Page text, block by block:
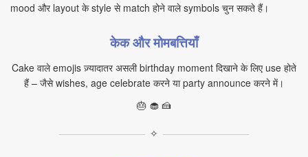
mood और layout के style से match होने वाले symbols चुन सकते हैं।
केक और मोमबत्तियाँ
Cake वाले emojis ज़्यादातर असली birthday moment दिखाने के लिए use होते
हैं – जैसे wishes, age celebrate करने या party announce करने में।
🎂 🧁 🍰
✧